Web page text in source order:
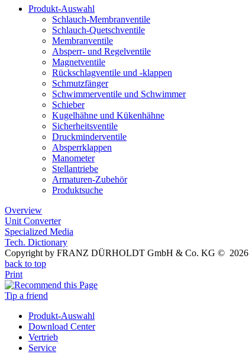
Produkt-Auswahl
Schlauch-Membranventile
Schlauch-Quetschventile
Membranventile
Absperr- und Regelventile
Magnetventile
Rückschlagventile und -klappen
Schmutzfänger
Schwimmerventile und Schwimmer
Schieber
Kugelhähne und Kükenhähne
Sicherheitsventile
Druckminderventile
Absperrklappen
Manometer
Stellantriebe
Armaturen-Zubehör
Produktsuche
Overview
Unit Converter
Specialized Media
Tech. Dictionary
Copyright by FRANZ DÜRHOLDT GmbH & Co. KG © 2026
back to top
Print
Tip a friend
Produkt-Auswahl
Download Center
Vertrieb
Service